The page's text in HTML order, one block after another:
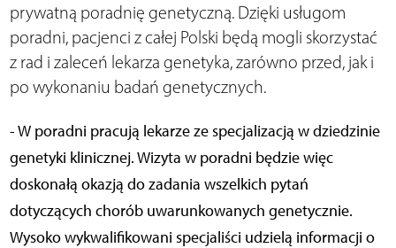
prywatną poradnię genetyczną. Dzięki usługom
poradni, pacjenci z całej Polski będą mogli skorzystać
z rad i zaleceń lekarza genetyka, zarówno przed, jak i
po wykonaniu badań genetycznych.
- W poradni pracują lekarze ze specjalizacją w dziedzinie
genetyki klinicznej. Wizyta w poradni będzie więc
doskonałą okazją do zadania wszelkich pytań
dotyczących chorób uwarunkowanych genetycznie.
Wysoko wykwalifikowani specjaliści udzielą informacji o